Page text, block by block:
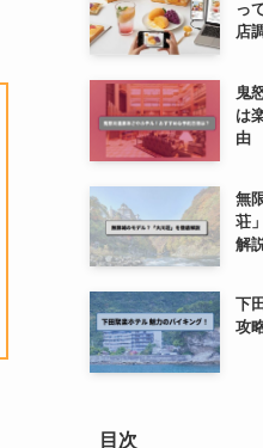
っ
店
鬼
は
由
無
荘
解
下
攻
目次